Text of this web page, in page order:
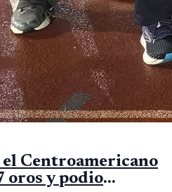
Centroamericano
oros y podio